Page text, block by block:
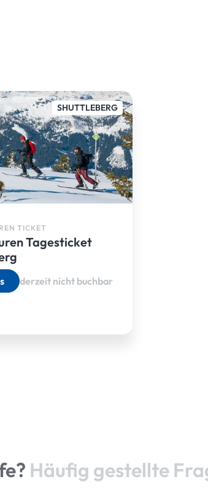
SHUTTLEBERG
TICKET
Tagesticket
derzeit nicht buchbar
Häufig gestellte